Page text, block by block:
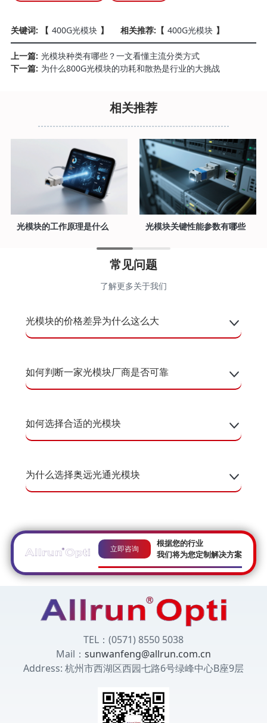
关键词: 【 400G光模块 】 相关推荐:【 400G光模块 】
上一篇: 光模块种类有哪些？一文看懂主流分类方式
下一篇: 为什么800G光模块的功耗和散热是行业的大挑战
相关推荐
能参数有哪些 光模块是干什么用的？ 光模块种类有
常见问题
了解更多关于我们
光模块的价格差异为什么这么大
如何判断一家光模块厂商是否可靠
如何选择合适的光模块
为什么选择奥远光通光模块
立即咨询
根据您的行业
我们将为您定制解决方案
TEL：(0571) 8550 5038
Mail： sunwanfeng@allrun.com.cn
Address: 杭州市西湖区西园七路6号绿峰中心B座9层